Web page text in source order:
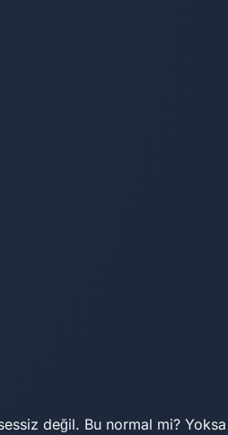
değil. Bu normal mi? Yoksa